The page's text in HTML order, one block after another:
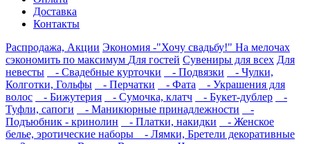
Доставка
Контакты
Распродажа, Акции Экономия -"Хочу свадьбу!" На мелочах
сэкономить по максимум Для гостей Сувениры для всех Для
невесты
- Свадебные курточки - Подвязки
- Чулки,
Колготки, Гольфы
- Перчатки - Фата
- Украшения для
волос
- Бижутерия - Сумочка, клатч - Букет-дублер
-
Туфли, сапоги
- Маникюрные принадлежности
-
Подъюбник - кринолин
- Платки, накидки
- Женское
белье, эротические наборы
- Лямки, Бретели декоративные